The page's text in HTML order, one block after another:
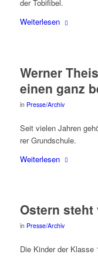
der Tobifibel.
Wei­ter­le­sen
Wer­ner
einen ganz
in Presse/Archiv
Seit vie­len Jah­ren
rer Grundschule.
Wei­ter­le­sen
Ostern steht
in Presse/Archiv
Die Kin­der der Klas­se